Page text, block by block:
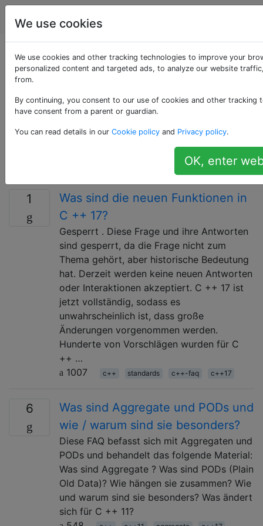
Programmierung
Als «c++17»
getaggte Fragen
C ++ 17 ist der Name des 2017 genehmigten C ++ -
Standards. Er baut auf dem vorherigen C ++ 14-
Standard auf, verbessert die Kernsprache und die
Standardbibliothek und fügt einige neue
1
Was sind die neuen Funktionen in
C ++ 17?
Gesperrt . Diese Frage und ihre Antworten
sind gesperrt, da die Frage nicht zum
Thema gehört, aber historische Bedeutung
hat. Derzeit werden keine neuen Antworten
oder Interaktionen akzeptiert. C ++ 17 ist
jetzt vollständig, sodass es
unwahrscheinlich ist, dass große
Änderungen vorgenommen werden.
Hunderte von Vorschlägen wurden für C
++ …
1007
c++ standards c++-faq c++17
6
Was sind Aggregate und PODs und
wie / warum sind sie besonders?
Diese FAQ befasst sich mit Aggregaten und
PODs und behandelt das folgende Material:
Was sind Aggregate ? Was sind PODs (Plain
Old Data)? Wie hängen sie zusammen? Wie
und warum sind sie besonders? Was ändert
sich für C ++ 11?
We use cookies
We use cookies and other tracking technologies to improve your
personalized content and targeted ads, to analyze our website
from.
By continuing, you consent to our use of cookies and other
have consent from a parent or guardian.
You can read details in our Cookie policy and Privacy policy.
OK, enter